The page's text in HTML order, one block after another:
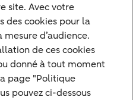
site. Avec votre
des cookies pour la
d’audience.
de ces cookies
donné à tout moment
page "Politique
pouvez ci-dessous